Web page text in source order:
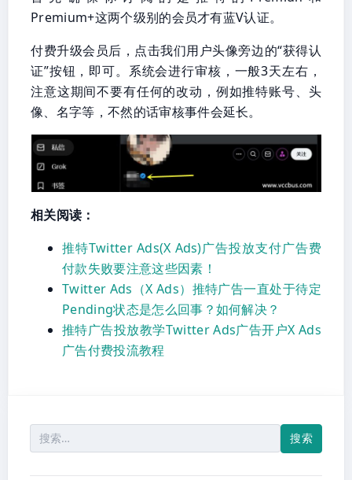
Premium+这两个级别的会员才有蓝V认证。
付费升级会员后，点击我们用户头像旁边的“获得认
证”按钮，即可。系统会进行审核，一般3天左右，
注意这期间不要有任何的改动，例如推特账号、头
像、名字等，不然的话审核事件会延长。
相关阅读：
推特Twitter Ads(X Ads)广告投放支付广告费
付款失败要注意这些因素！
Twitter Ads（X Ads）推特广告一直处于待定
Pending状态是怎么回事？如何解决？
推特广告投放教学Twitter Ads广告开户X Ads
广告付费投流教程
索：